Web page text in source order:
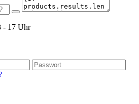
- 17 Uhr